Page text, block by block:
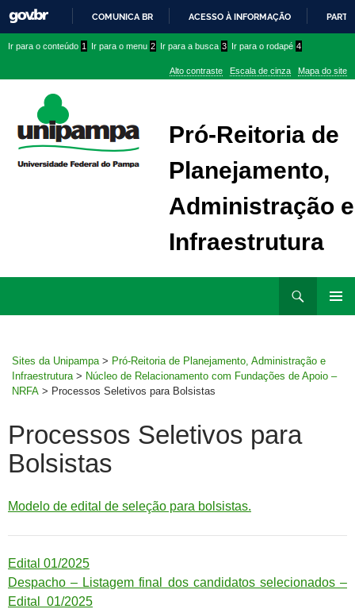
PARA
CONTEÚDO
COMUNICA BR ACESSO À INFORMAÇÃO
conteúdo
menu
superior
menu
Ir para o conteúdo 1 Ir para o menu 2 Ir para a busca 3 Ir para o rodapé 4
Alto contraste Escala de cinza Mapa do site
Pró-Reitoria de
Planejamento,
Administração e
Infraestrutura
Sites da Unipampa > Pró-Reitoria de Planejamento, Administração e
Infraestrutura > Núcleo de Relacionamento com Fundações de Apoio –
NRFA > Processos Seletivos para Bolsistas
Processos Seletivos para
Bolsistas
Modelo de edital de seleção para bolsistas.
Edital 01/2025
Despacho – Listagem final dos candidatos selecionados –
Edital 01/2025